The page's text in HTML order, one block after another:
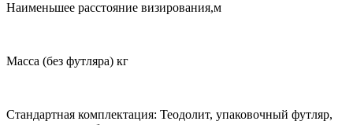
Наименьшее расстояние визирования,м
Масса (без футляра) кг
Стандартная комплектация: Теодолит, упаковочный футляр,